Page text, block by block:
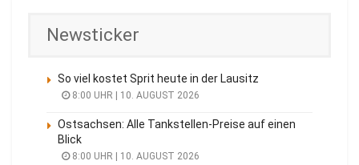
Newsticker
So viel kostet Sprit heute in der Lausitz
8:00 UHR | 10. AUGUST 2026
Ostsachsen: Alle Tankstellen-Preise auf einen
Blick
8:00 UHR | 10. AUGUST 2026